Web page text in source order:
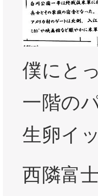
僕にと
一階の
生卵イ
西隣富